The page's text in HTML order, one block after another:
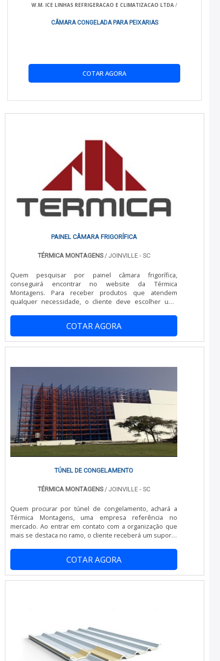
W.M. ICE LINHAS REFRIGERACAO E CLIMATIZACAO LTDA /
CÂMARA CONGELADA PARA PEIXARIAS
COTAR AGORA
PAINEL CÂMARA FRIGORÍFICA
TÉRMICA MONTAGENS / JOINVILLE - SC
Quem pesquisar por painel câmara frigorífica,
conseguirá encontrar no website da Térmica
Montagens. Para receber produtos que atendem
qualquer necessidade, o cliente deve escolher uma
venda e tenha ampla experiência no ramo.OUTRAS
INFORMAÇÕES SOBRE PAINEL C MARA FRIGORÍFICAQuem
busca por painel câmara frigorífica em uma empresa
altamente qualificada, encontra na Térmica Montagens.
sempre deve-se buscar uma empresa que tenha
produtos e serviços com ótima qualidade e proteção,
detalhes que passam despercebidos em outras
companhias e podem gerar prejuízos futuros para os
clientes.É importante lembrar que o produto deve
sempre ser adquirido com companhias especializadas
no segmento. Esse tipo de cuidado ajuda a garantir a
qualidade e durabilidade dos materiais, além de evitar
prejuízos com substituições frequentes de produtos
Assim, é possível poupar gastos
Térmica Montagens ter se tornado destaque quando
produtos de qualidade. Alguns desses motivos são:
Atendimento personalizado; Profissionais com vasta
experiência na área de atuação; Diversas opções de
pagamento disponíveis; Comprometimento com o
resultado final; Logística planejada para entregas em
curto prazo; Preço justo. QUALIDADES E PONTOS FORTES
DA EMPRESASomente na Térmica Montagens as
melhores opções sempre estão à disposição quando se
procura soluções para painel câmara frigorífica.
qualidade onde são realizadas as atividades e
equipamentos de última geração. Todos esses fatores,
agregados a uma equipe multidisciplinar de consultores
associados e profissionais qualificados, garantem o
COTAR AGORA
TÚNEL DE CONGELAMENTO
TÉRMICA MONTAGENS/ JOINVILLE - SC
Quem procurar por túnel de congelamento, achará a
Térmica Montagens, uma empresa referência no
mercado. Ao entrar em contato com a organização que
mais se destaca no ramo, o cliente receberá um suporte
a ser adquirido.Quando o assunto é túnel de
congelamento, com os profissionais especializados da
Térmica Montagens o cliente obterá ótima qualidade e
soluções para diversos tipos de projetos.MAIS
prazo, tudo pensando em túnel de congelamento com
excelente custo-benefício.Há muitas maneiras
eficientes de uma companhia demonstrar competência,
excelência e destaque em sua área de atuação. A
COTAR AGORA